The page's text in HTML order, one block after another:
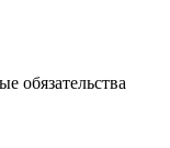
обязательства